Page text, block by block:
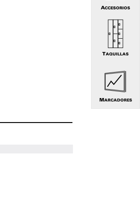
ACCESORIOS
TAQUILLAS
MARCADORES